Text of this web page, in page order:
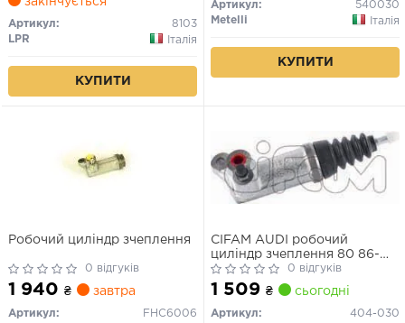
Артикул:
8103
LPR
Італія
КУПИТИ
Артикул:
540030
Metelli
Італія
КУПИТИ
Робочий циліндр зчеплення
0 відгуків
1 940 ₴ завтра
Артикул:
FHC6006
CIFAM AUDI робочий
циліндр зчеплення 80 86-
95,A6 94-
0 відгуків
1 509 ₴ сьогодні
Артикул:
404-030